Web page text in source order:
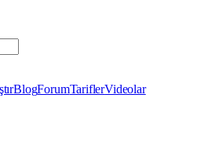
BlogForumTariflerVideolar